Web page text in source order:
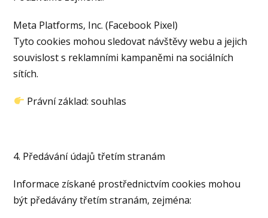
Meta Platforms, Inc. (Facebook Pixel)
Tyto cookies mohou sledovat návštěvy webu a jejich
souvislost s reklamními kampaněmi na sociálních
sítích.
Právní základ: souhlas
4. Předávání údajů třetím stranám
Informace získané prostřednictvím cookies mohou
být předávány třetím stranám, zejména: